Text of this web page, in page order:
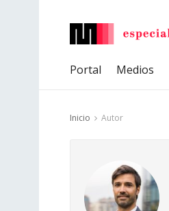
Portal Medios
Inicio Autor